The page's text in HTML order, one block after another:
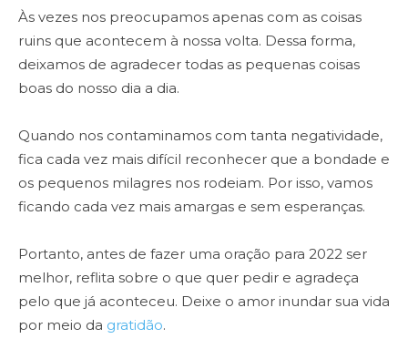
Às vezes nos preocupamos apenas com as coisas
ruins que acontecem à nossa volta. Dessa forma,
deixamos de agradecer todas as pequenas coisas
boas do nosso dia a dia.
Quando nos contaminamos com tanta negatividade,
fica cada vez mais difícil reconhecer que a bondade e
os pequenos milagres nos rodeiam. Por isso, vamos
ficando cada vez mais amargas e sem esperanças.
Portanto, antes de fazer uma oração para 2022 ser
melhor, reflita sobre o que quer pedir e agradeça
pelo que já aconteceu. Deixe o amor inundar sua vida
por meio da gratidão.